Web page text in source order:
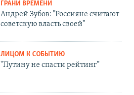
ГРАНИ ВРЕМЕНИ
Андрей Зубов: "Россияне считают
советскую власть своей"
ЛИЦОМ К СОБЫТИЮ
"Путину не спасти рейтинг"